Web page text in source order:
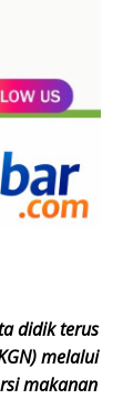
didik terus
melalui
makanan